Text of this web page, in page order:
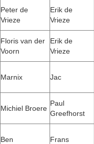
Peter de
Vrieze
Erik de
Vrieze
Floris van der
Voorn
Erik de
Vrieze
Marnix Jac
Michiel Broere
Paul
Greefhorst
Ben Frans